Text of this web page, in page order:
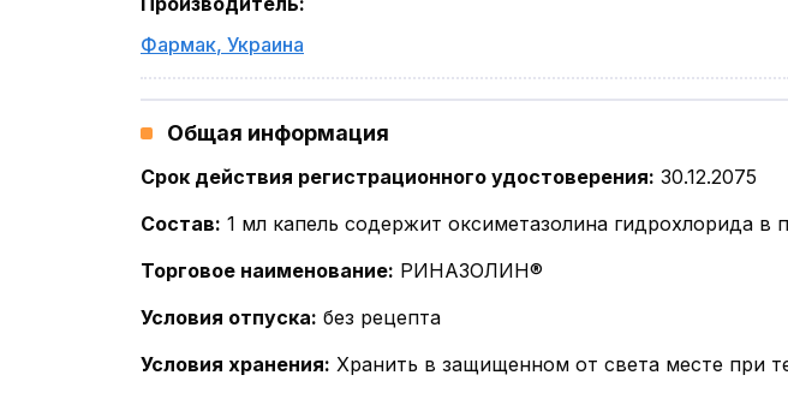
Фармак, Украина
Общая информация
Срок действия регистрационного удостоверения: 30.12.2075
Состав: 1 мл капель содержит оксиметазолина гидрохлорида в
Торговое наименование: РИНАЗОЛИН®
Условия отпуска: без рецепта
Условия хранения: Хранить в защищенном от света месте при